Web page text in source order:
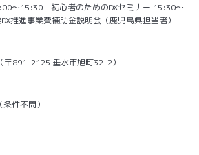
〜15:30　初心者のためのDXセミナー 15:30〜
推進事業費補助金説明会（鹿児島県担当者）
〒891-2125 垂水市旭町32-2）
件不問）